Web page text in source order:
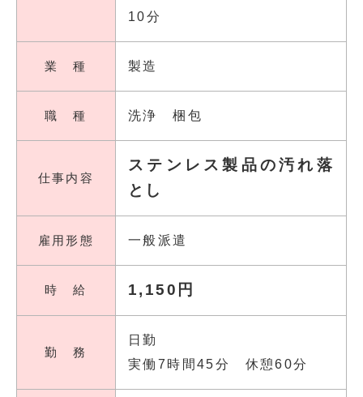
10分
業 種 製造
職 種 洗浄 梱包
仕事内容
ステンレス製品の汚れ落
とし
雇用形態 一般派遣
時 給 1,150円
勤 務
日勤
実働7時間45分 休憩60分